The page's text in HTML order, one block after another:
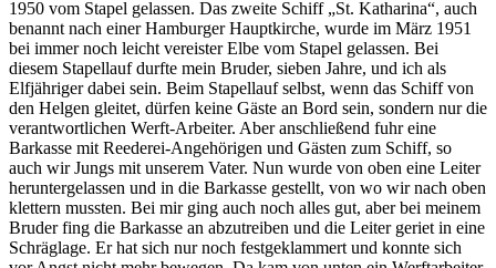
1950 vom Stapel gelassen. Das zweite Schiff
St. Katharina , auch
benannt nach einer Hamburger Hauptkirche, wurde im März 1951
bei immer noch leicht vereister Elbe vom Stapel gelassen. Bei
diesem Stapellauf durfte mein Bruder, sieben Jahre, und ich als
Elfjähriger dabei sein. Beim Stapellauf selbst, wenn das Schiff von
den Helgen gleitet, dürfen keine Gäste an Bord sein, sondern nur die
verantwortlichen Werft-Arbeiter. Aber anschließend fuhr eine
Barkasse mit Reederei-Angehörigen und Gästen zum Schiff, so
auch wir Jungs mit unserem Vater. Nun wurde von oben eine Leiter
heruntergelassen und in die Barkasse gestellt, von wo wir nach oben
klettern mussten. Bei mir ging auch noch alles gut, aber bei meinem
Bruder fing die Barkasse an abzutreiben und die Leiter geriet in eine
Schräglage. Er hat sich nur noch festgeklammert und konnte sich